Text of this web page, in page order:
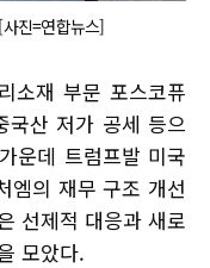
진=연합뉴스]
소재 부문 포스코퓨
국산 저가 공세 등으
운데 트럼프발 미국
엠의 재무 구조 개선
선제적 대응과 새로
모았다.